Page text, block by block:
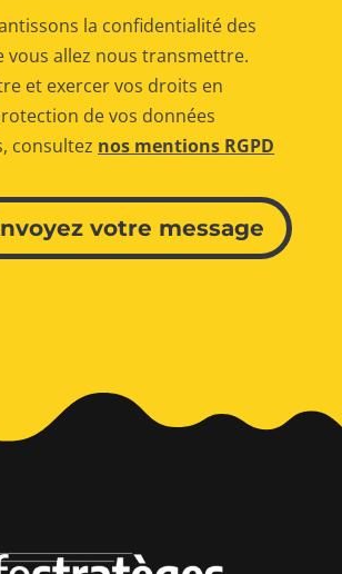
la confidentialité des
vous allez nous transmettre.
et exercer vos droits en
de vos données
consultez nos mentions RGPD
votre message